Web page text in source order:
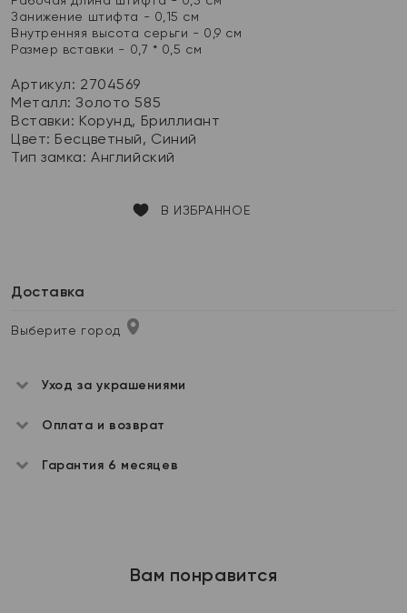
Занижение штифта - 0,15 см
Внутренняя высота серьги - 0,9 см
Размер вставки - 0,7 * 0,5 см
Артикул: 2704569
Металл:Золото 585
Вставки: Корунд, Бриллиант
Цвет: Бесцветный, Синий
Тип замка:Английский
В ИЗБРАННОЕ
Доставка
Выберите город
Уход за украшениями
Оплата и возврат
Гарантия 6 месяцев
Вам понравится